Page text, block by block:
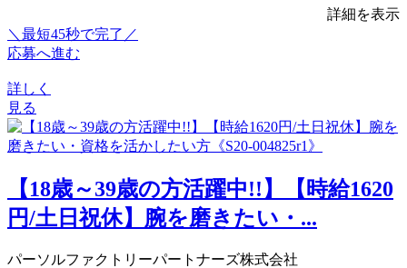
詳細を表示
＼最短45秒で完了／
応募へ進む
詳しく
見る
【18歳～39歳の方活躍中!!】【時給1620
円/土日祝休】腕を磨きたい・...
パーソルファクトリーパートナーズ株式会社